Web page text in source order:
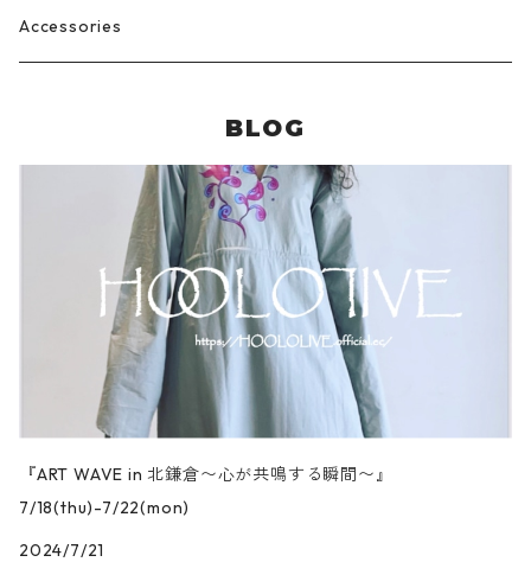
Overalls
Vest
Short sleeve dress
Reusable bag
Accessories
BLOG
『ART WAVE in 北鎌倉〜心が共鳴する瞬間〜』
7/18(thu)-7/22(mon)
2024/7/21